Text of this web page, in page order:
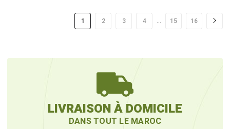
1 2 3 4 … 15 16
LIVRAISON À DOMICILE
DANS TOUT LE MAROC